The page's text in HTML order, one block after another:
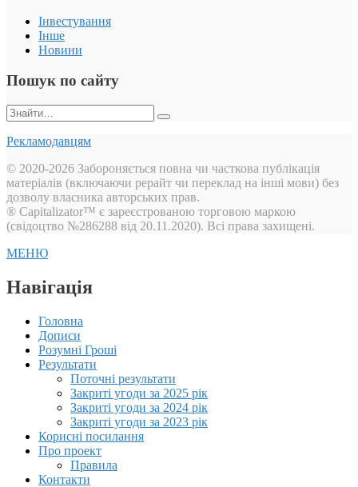
Інвестування
Інше
Новини
Пошук по сайту
Пошук:
Рекламодавцям
© 2020-2026 Забороняється повна чи часткова публікація
матеріалів (включаючи рерайт чи переклад на інші мови) без
дозволу власника авторських прав.
® Capitalizator™ є зареєстрованою торговою маркою
(свідоцтво №286288 від 20.11.2020). Всі права захищені.
МЕНЮ
Навігація
Головна
Дописи
Розумні Гроші
Результати
Поточні результати
Закриті угоди за 2025 рік
Закриті угоди за 2024 рік
Закриті угоди за 2023 рік
Корисні посилання
Про проект
Правила
Контакти